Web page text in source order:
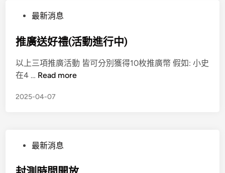
最新消息
推廣送好禮(活動進行中)
以上三項推廣活動 皆可分別獲得10枚推廣幣 假如: 小史
在4 … Read more
2025-04-07
最新消息